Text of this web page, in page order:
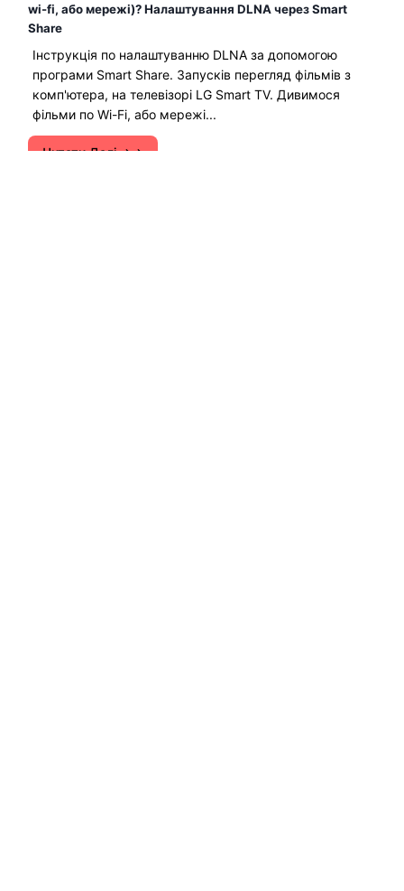
wi-fi, або мережі)? Налаштування DLNA через Smart
Share
Інструкція по налаштуванню DLNA за допомогою
програми Smart Share. Запусків перегляд фільмів з
комп'ютера, на телевізорі LG Smart TV. Дивимося
фільми по Wi-Fi, або мережі...
Читати Далі →